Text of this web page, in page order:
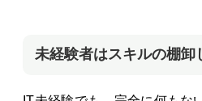
未経験者はスキルの棚卸